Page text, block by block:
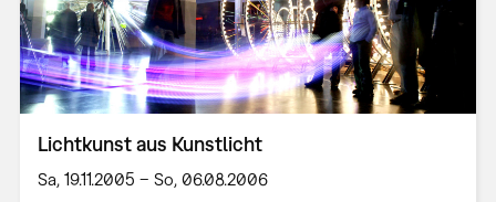
Lichtkunst aus Kunstlicht
Sa, 19.11.2005 – So, 06.08.2006